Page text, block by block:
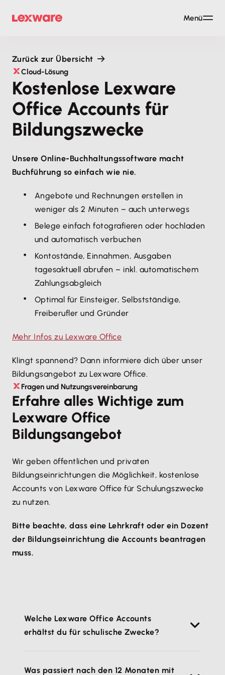
Zurück zur Übersicht
Cloud-Lösung
Kostenlose Lexware
Office Accounts für
Bildungszwecke
Unsere Online-Buchhaltungssoftware macht
Buchführung so einfach wie nie.
Angebote und Rechnungen erstellen in
weniger als 2 Minuten – auch unterwegs
Belege einfach fotografieren oder hochladen
und automatisch verbuchen
Kontostände, Einnahmen, Ausgaben
tagesaktuell abrufen – inkl. automatischem
Zahlungsabgleich
Optimal für Einsteiger, Selbstständige,
Freiberufler und Gründer
Mehr Infos zu Lexware Office
Klingt spannend? Dann informiere dich über unser
Bildungsangebot zu Lexware Office.
Fragen und Nutzungsvereinbarung
Erfahre alles Wichtige zum
Lexware Office
Bildungsangebot
Wir geben öffentlichen und privaten
Bildungseinrichtungen die Möglichkeit, kostenlose
Accounts von Lexware Office für Schulungszwecke
zu nutzen.
Bitte beachte, dass eine Lehrkraft oder ein Dozent
der Bildungseinrichtung die Accounts beantragen
muss.
Welche Lexware Office Accounts
erhältst du für schulische Zwecke?
Bildungseinrichtung kann sich einen eigenen
Was passiert nach den 12 Monaten mit
Menü